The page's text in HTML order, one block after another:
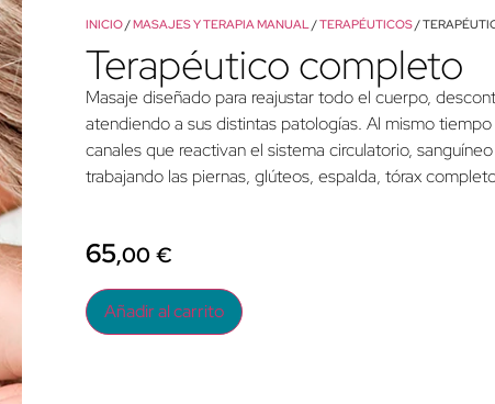
INICIO /MASAJES Y TERAPIA MANUAL /TERAPÉUTICOS /
Terapéutico completo
Masaje diseñado para reajustar todo el cuerpo,
atendiendo a sus distintas patologías. Al mismo
canales que reactivan el sistema circulatorio,
trabajando las piernas, glúteos, espalda, tórax
65,00 €
Añadir al carrito